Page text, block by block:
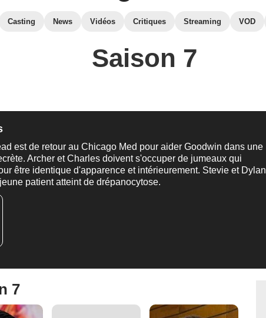
Casting News Vidéos Critiques Streaming VOD
Saison 7
est de retour au Chicago Med pour aider Goodwin dans une
Archer et Charles doivent s'occuper de jumeaux qui
être identique d'apparence et intérieurement. Stevie et Dylan
patient atteint de drépanocytose.
7